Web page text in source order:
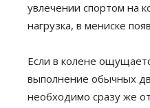
увлечении спортом на
нагрузка, в мениске
Если в колене
выполнение обычных
необходимо сразу же